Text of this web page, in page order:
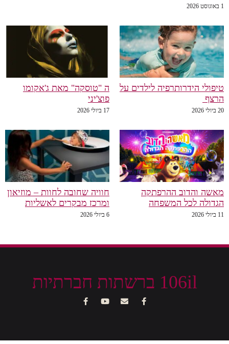
1 באוגוסט 2026
טיפולי הידרותרפיה לילדים על
הרצף
20 ביולי 2026
ה "טוסקה" מאת ג'אקומו
פוצ'יני
17 ביולי 2026
מאשה והדוב ההרפתקה
הגדולה לכל המשפחה
11 ביולי 2026
חוויה שחובה לחוות – מוזיאון
ומרכז מבקרים לאשליות
6 ביולי 2026
106il ברשתות חברתיות